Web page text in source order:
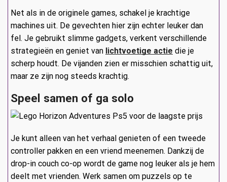
Net als in de originele games, schakel je krachtige
machines uit. De gevechten hier zijn echter leuker dan
fel. Je gebruikt slimme gadgets, verkent verschillende
strategieën en geniet van lichtvoetige actie die je
scherp houdt. De vijanden zien er misschien schattig uit,
maar ze zijn nog steeds krachtig.
Speel samen of ga solo
Je kunt alleen van het verhaal genieten of een tweede
controller pakken en een vriend meenemen. Dankzij de
drop-in couch co-op wordt de game nog leuker als je hem
deelt met vrienden. Werk samen om puzzels op te